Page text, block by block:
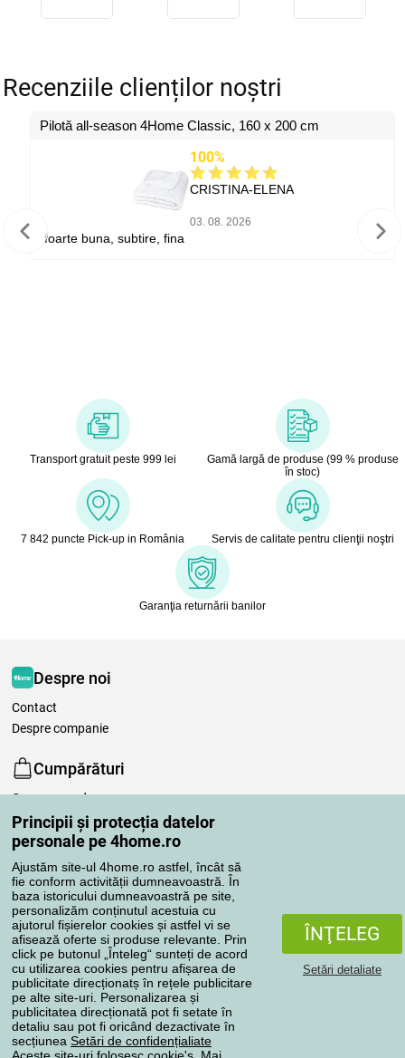
Principii și protecția datelor
personale pe 4home.ro
Ajustăm site-ul 4home.ro astfel, încât să
fie conform activității dumneavoastră. În
baza istoricului dumneavoastră pe site,
personalizăm conținutul acestuia cu
ajutorul fișierelor cookies și astfel vi se
afisează oferte si produse relevante. Prin
click pe butonul „Înteleg“ sunteți de acord
cu utilizarea cookies pentru afișarea de
publicitate direcționatș în rețele publicitare
pe alte site-uri. Personalizarea și
publicitatea direcționată pot fi setate în
detaliu sau pot fi oricând dezactivate în
secțiunea Setări de confidențialiate
ÎNŢELEG
Setări detaliate
Recenziile clienților noștri
Pilotă all-season 4Home Classic, 160 x 200 cm
100%
CRISTINA-ELENA
03. 08. 2026
foarte buna, subtire, fina
Transport gratuit peste 999 lei
Gamă largă de produse (99 % produse
în stoc)
7 842 puncte Pick-up in România Servis de calitate pentru clienţii noştri
Garanţia returnării banilor
Despre noi
Contact
Despre companie
Cumpărături
Cum comand
Programul de fidelitate Norocei
Modalităţi şi tarife transport
Modalităţi de plată
De ce să cumpăraţi de la noi
Setările de confidențialitate
Termeni şi condiţii
Îngrijirea așternuturilor
Comenzile dumneavoastră
Contul meu
Revizuirea comenzilor